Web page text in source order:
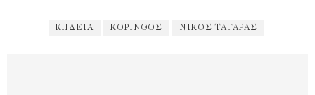
ΚΗΔΕΙΑ ΚΌΡΙΝΘΟΣ ΝΊΚΟΣ ΤΑΓΑΡΆΣ